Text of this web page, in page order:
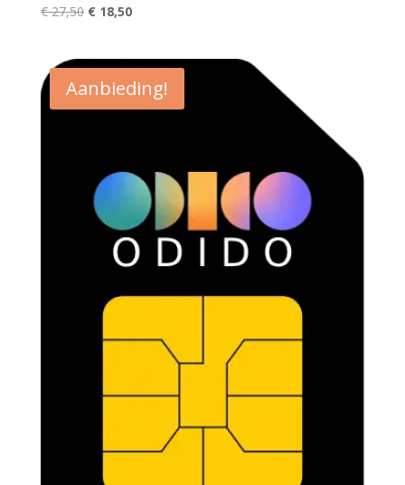
€27,50 Oorspronkelijke
€ 27,50.
€18,50Huidige
€ 18,50.
Aanbieding!